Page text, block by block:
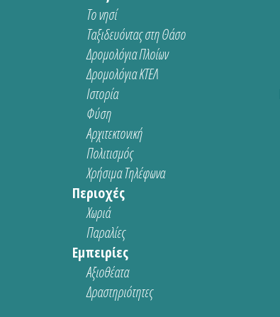
Το νησί
Ταξιδευόντας στη Θάσο
Δρομολόγια Πλοίων
Δρομολόγια ΚΤΕΛ
Ιστορία
Φύση
Αρχιτεκτονική
Πολιτισμός
Χρήσιμα Τηλέφωνα
Περιοχές
Χωριά
Παραλίες
Εμπειρίες
Αξιοθέατα
Δραστηριότητες